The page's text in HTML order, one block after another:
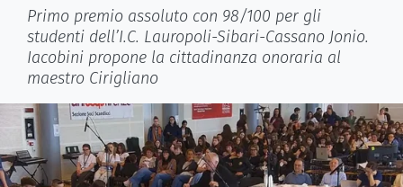
Primo premio assoluto con 98/100 per gli
studenti dell’I.C. Lauropoli-Sibari-Cassano Jonio.
Iacobini propone la cittadinanza onoraria al
maestro Cirigliano